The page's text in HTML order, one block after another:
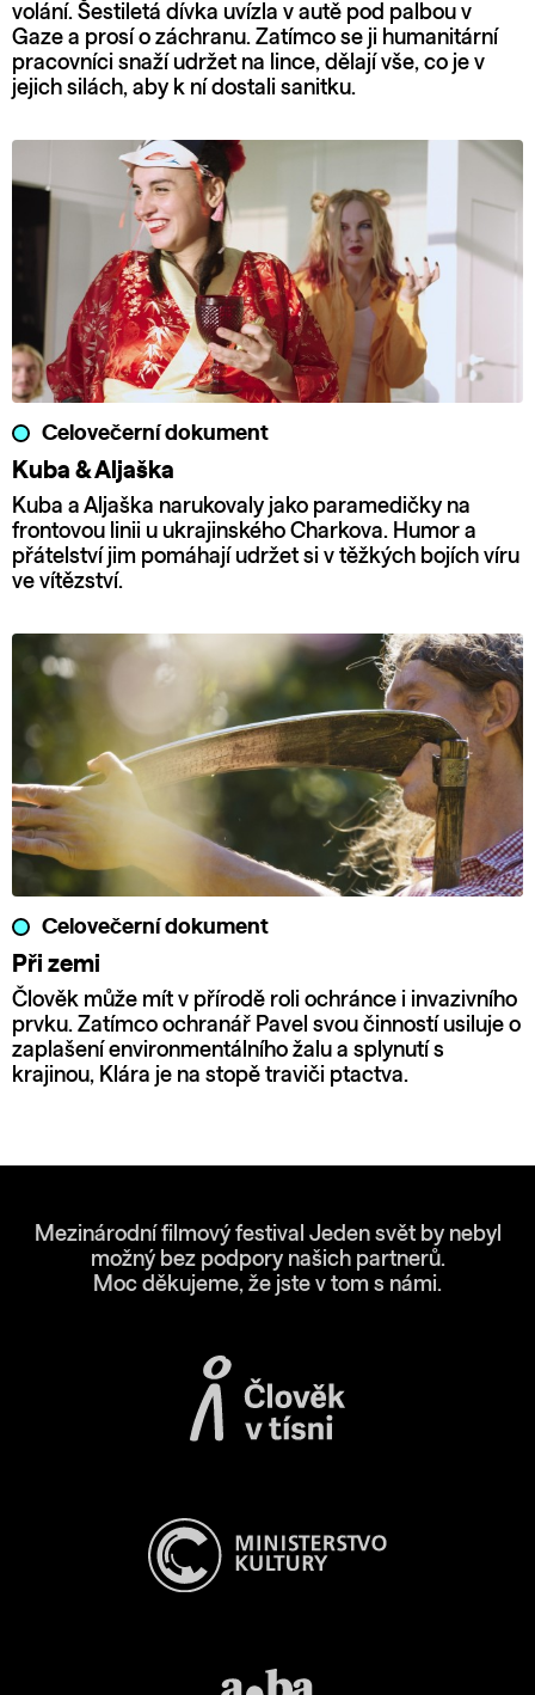
volání. Šestiletá dívka uvízla v autě pod palbou v
Gaze a prosí o záchranu. Zatímco se ji humanitární
pracovníci snaží udržet na lince, dělají vše, co je v
jejich silách, aby k ní dostali sanitku.
Celovečerní dokument
Kuba & Aljaška
Kuba a Aljaška narukovaly jako paramedičky na
frontovou linii u ukrajinského Charkova. Humor a
přátelství jim pomáhají udržet si v těžkých bojích víru
ve vítězství.
Celovečerní dokument
Při zemi
Člověk může mít v přírodě roli ochránce i invazivního
prvku. Zatímco ochranář Pavel svou činností usiluje o
zaplašení environmentálního žalu a splynutí s
krajinou, Klára je na stopě traviči ptactva.
Mezinárodní filmový festival Jeden svět by nebyl
možný bez podpory našich partnerů.
Moc děkujeme, že jste v tom s námi.